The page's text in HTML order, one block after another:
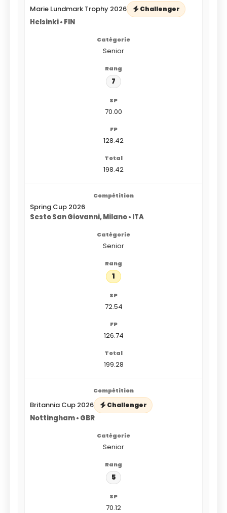
Marie Lundmark Trophy 2026 Challenger
Helsinki • FIN
Senior
7
70.00
128.42
198.42
Spring Cup 2026
Sesto San Giovanni, Milano • ITA
Senior
1
72.54
126.74
199.28
Britannia Cup 2026 Challenger
Nottingham • GBR
Senior
5
70.12